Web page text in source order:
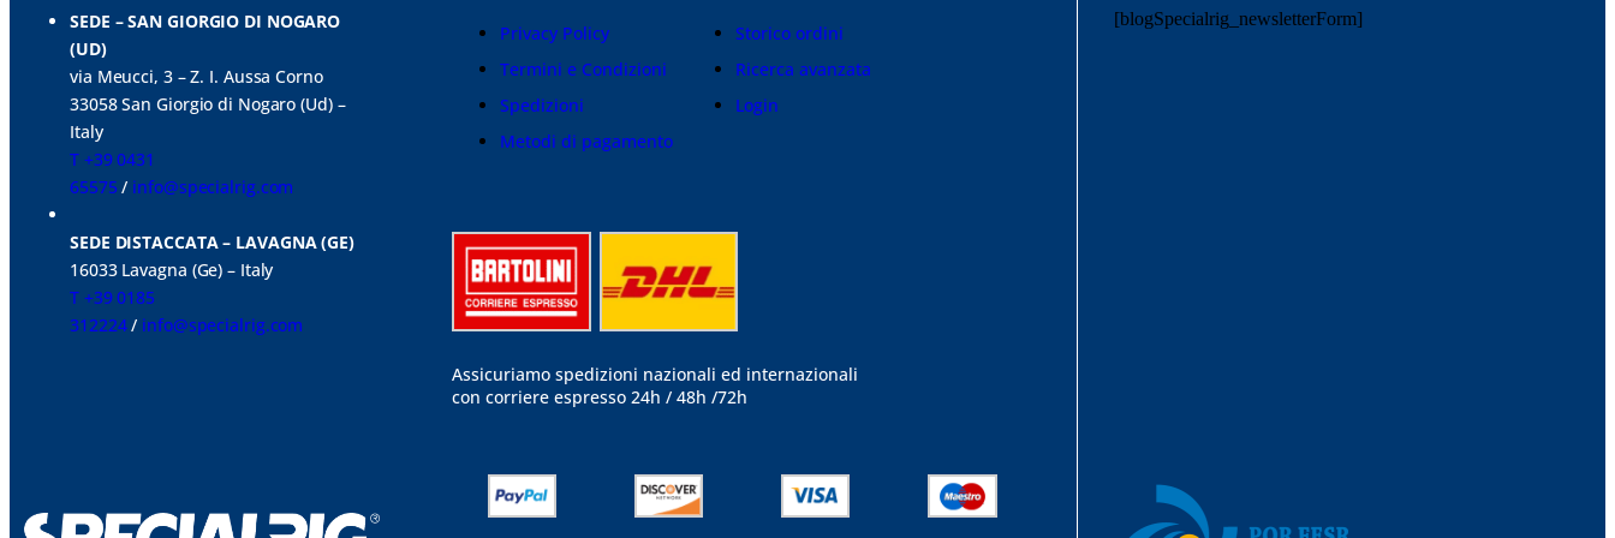
SEDE – SAN GIORGIO DI NOGARO
(UD)
via Meucci, 3 – Z. I. Aussa Corno
33058 San Giorgio di Nogaro (Ud) –
Italy
T +39 0431
65575/ info@specialrig.com
SEDE DISTACCATA – LAVAGNA (GE)
16033 Lavagna (Ge) – Italy
T +39 0185
312224/ info@specialrig.com
Privacy Policy
Termini e Condizioni
Spedizioni
Metodi di pagamento
Storico ordini
Ricerca avanzata
Login
Assicuriamo spedizioni nazionali ed internazionali
con corriere espresso 24h / 48h /72h
[blogSpecialrig_newsletterForm]